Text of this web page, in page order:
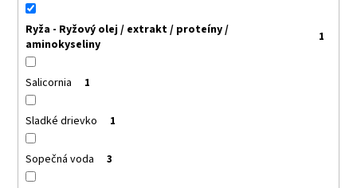
Ryža - Ryžový olej / extrakt / proteíny /
aminokyseliny
1
Salicornia 1
Sladké drievko 1
Sopečná voda 3